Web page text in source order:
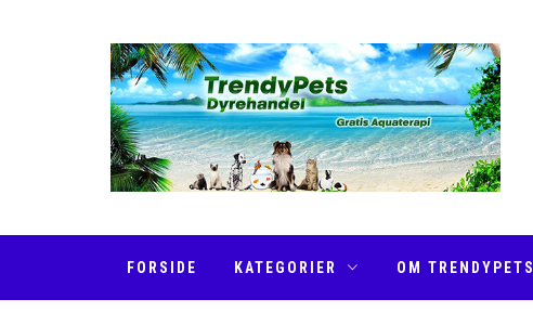
FORSIDE KATEGORIER OM TRENDYPETS